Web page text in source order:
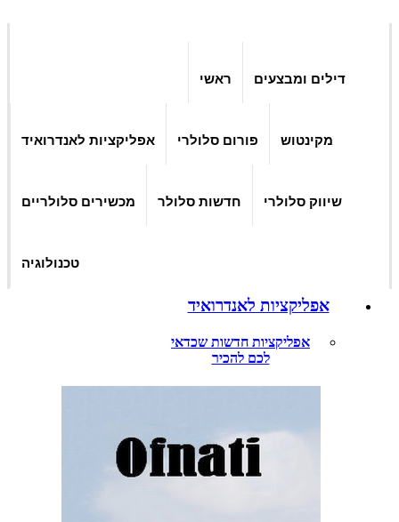
ראשי דילים ומבצעים
אפליקציות לאנדרואיד פורום סלולרי מקינטוש
מכשירים סלולריים חדשות סלולר שיווק סלולרי
טכנולוגיה
אפליקציות לאנדרואיד
אפליקציות חדשות שכדאי
לכם להכיר